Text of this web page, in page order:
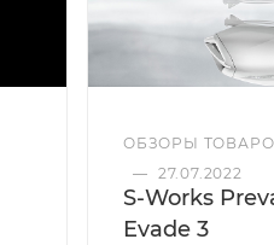
ОБЗОРЫ
— 27.07.2022
S-Works
Evade 3